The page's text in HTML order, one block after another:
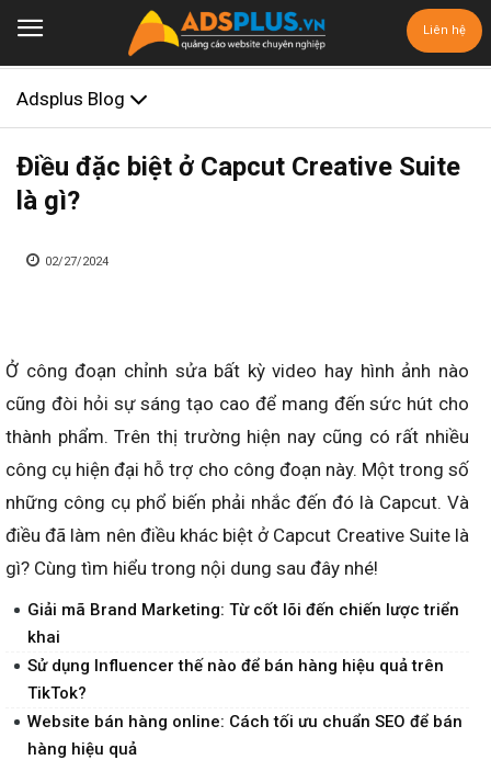
Liên hệ
Adsplus Blog
Điều đặc biệt ở Capcut Creative Suite
là gì?
02/27/2024
Ở công đoạn chỉnh sửa bất kỳ video hay hình ảnh nào
cũng đòi hỏi sự sáng tạo cao để mang đến sức hút cho
thành phẩm. Trên thị trường hiện nay cũng có rất nhiều
công cụ hiện đại hỗ trợ cho công đoạn này. Một trong số
những công cụ phổ biến phải nhắc đến đó là Capcut. Và
điều đã làm nên điều khác biệt ở Capcut Creative Suite là
gì? Cùng tìm hiểu trong nội dung sau đây nhé!
Giải mã Brand Marketing: Từ cốt lõi đến chiến lược triển
khai
Sử dụng Influencer thế nào để bán hàng hiệu quả trên
TikTok?
Website bán hàng online: Cách tối ưu chuẩn SEO để bán
hàng hiệu quả